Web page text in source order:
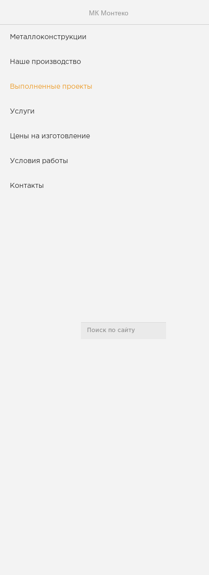
МОНТЕКО
Выполненные проекты
МК Монтеко
Металлоконструкции
Наше производство
Выполненные проекты
Услуги
Цены на изготовление
Условия работы
Контакты